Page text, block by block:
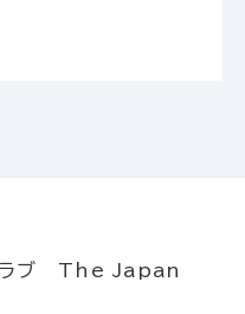
ラブ The Japan